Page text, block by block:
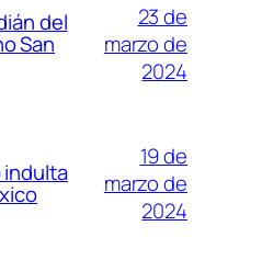
del
San
23 de
marzo de
2024
indulta
19 de
marzo de
2024